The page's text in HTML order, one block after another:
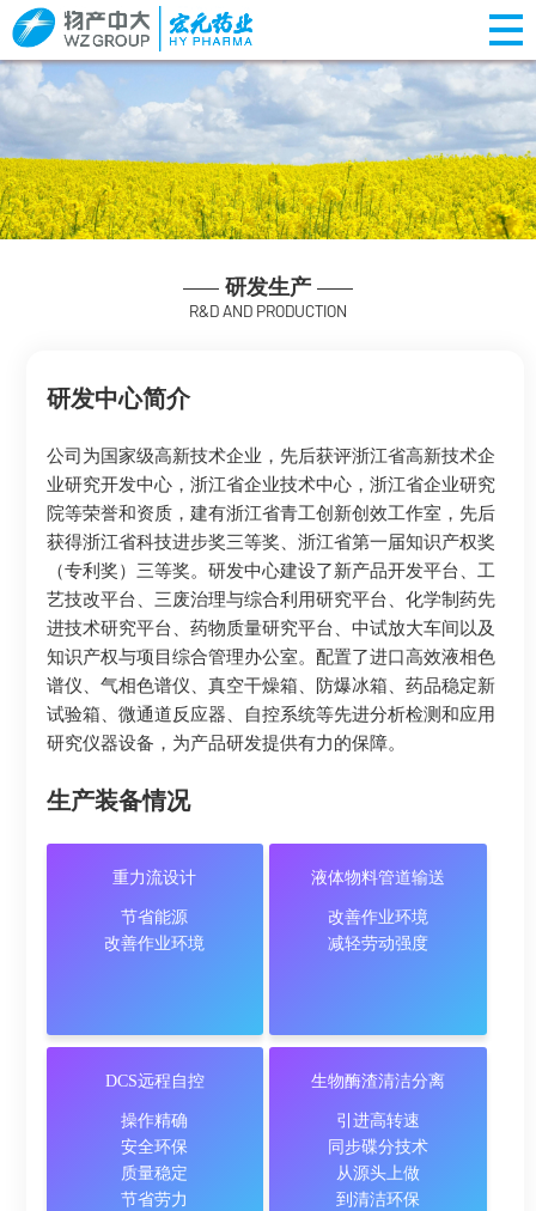
研发生产
R&D AND PRODUCTION
研发中心简介
公司为国家级高新技术企业，先后获评浙江省高新技术企
业研究开发中心，浙江省企业技术中心，浙江省企业研究
院等荣誉和资质，建有浙江省青工创新创效工作室，先后
获得浙江省科技进步奖三等奖、浙江省第一届知识产权奖
（专利奖）三等奖。研发中心建设了新产品开发平台、工
艺技改平台、三废治理与综合利用研究平台、化学制药先
进技术研究平台、药物质量研究平台、中试放大车间以及
知识产权与项目综合管理办公室。配置了进口高效液相色
谱仪、气相色谱仪、真空干燥箱、防爆冰箱、药品稳定新
试验箱、微通道反应器、自控系统等先进分析检测和应用
研究仪器设备，为产品研发提供有力的保障。
生产装备情况
重力流设计
节省能源
改善作业环境
重力流设计
节省能源
液体物料管道输送
改善作业环境
减轻劳动强度
液体物料管道输送
改善作业环境
DCS远程自控
操作精确
安全环保
质量稳定
节省劳力
操作精确
安全环保
质量稳定
节省劳力
生物酶渣清洁分离
引进高转速
同步碟分技术
从源头上做
到清洁环保
引进高转速
同步碟分技术
从源头上做
到清洁环保